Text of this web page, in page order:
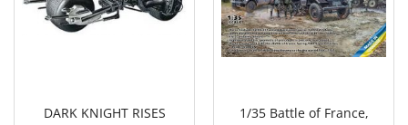
DARK KNIGHT RISES
1/35 Battle of France,